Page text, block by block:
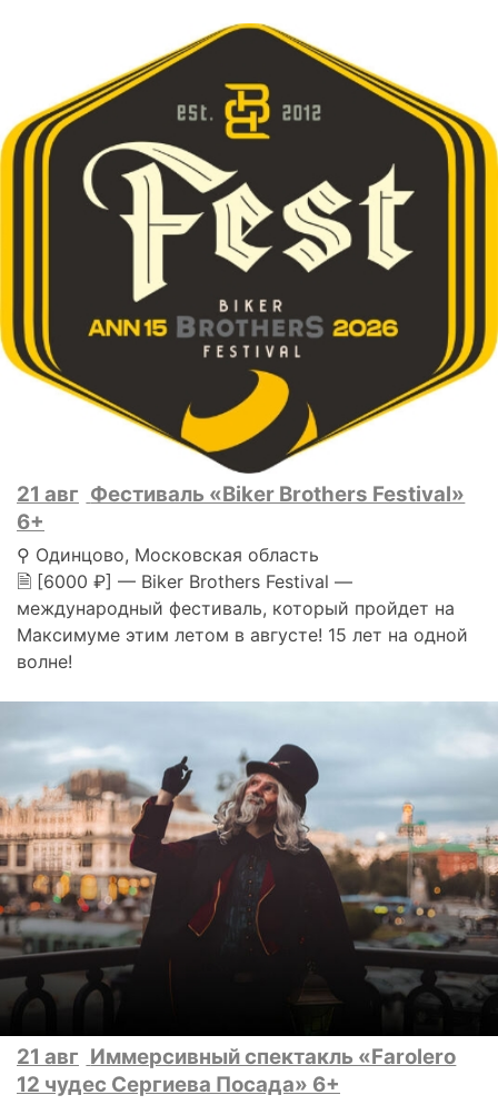
21 авг Фестиваль «Biker Brothers Festival»
6+
⚲ Одинцово, Московская область
🗎 [6000 ₽] — Biker Brothers Festival —
международный фестиваль, который пройдет на
Максимуме этим летом в августе! 15 лет на одной
волне!
21 авг Иммерсивный спектакль «Farolero
12 чудес Сергиева Посада» 6+